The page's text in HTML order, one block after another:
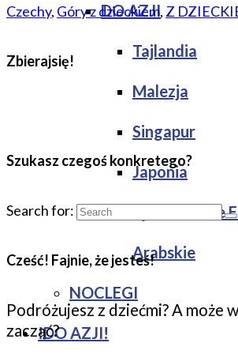
DO AZJI
Tajlandia
Malezja
Singapur
Japonia
Zjednoczone
Arabskie
NOCLEGI
!DO AZJI!
Czechy, Góry z dzieckiem, Z
Zbierajsię!
Szukasz czegoś konkretego?
Search for:
Cześć! Fajnie, że jesteś!
Podróżujesz z dziećmi? A może
zacząć?